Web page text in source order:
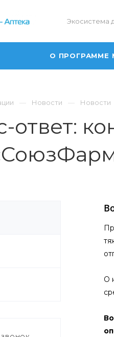
Экосистема
О ПРОГРАММЕ
Новости Новости
ответ:
О